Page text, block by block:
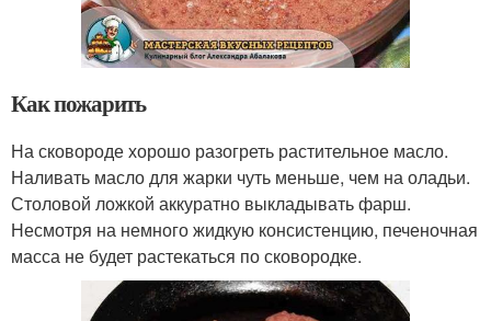
Как пожарить
На сковороде хорошо разогреть растительное масло.
Наливать масло для жарки чуть меньше, чем на оладьи.
Столовой ложкой аккуратно выкладывать фарш.
Несмотря на немного жидкую консистенцию, печеночная
масса не будет растекаться по сковородке.